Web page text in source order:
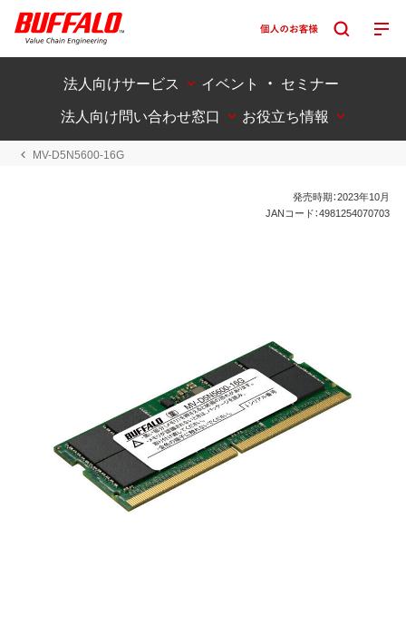
法人向けサービス
イベント ・ セミナー
法人向け問い合わせ窓口
お役立ち情報
MV-D5N5600-16G
発売時期：2023年10月
JANコード：4981254070703